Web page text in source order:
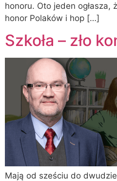
honoru. Oto jeden ogłasza,
honor Polaków i hop […]
Szkoła – zło
Mają od sześciu do